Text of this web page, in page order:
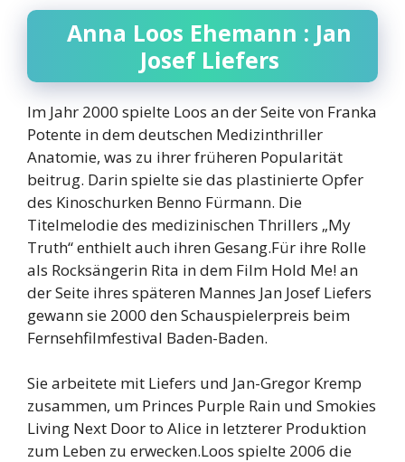
Anna Loos Ehemann : Jan
Josef Liefers
Im Jahr 2000 spielte Loos an der Seite von Franka
Potente in dem deutschen Medizinthriller
Anatomie, was zu ihrer früheren Popularität
beitrug. Darin spielte sie das plastinierte Opfer
des Kinoschurken Benno Fürmann. Die
Titelmelodie des medizinischen Thrillers „My
Truth“ enthielt auch ihren Gesang.Für ihre Rolle
als Rocksängerin Rita in dem Film Hold Me! an
der Seite ihres späteren Mannes Jan Josef Liefers
gewann sie 2000 den Schauspielerpreis beim
Fernsehfilmfestival Baden-Baden.
Sie arbeitete mit Liefers und Jan-Gregor Kremp
zusammen, um Princes Purple Rain und Smokies
Living Next Door to Alice in letzterer Produktion
zum Leben zu erwecken.Loos spielte 2006 die